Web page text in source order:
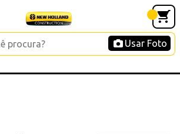
Usar Foto